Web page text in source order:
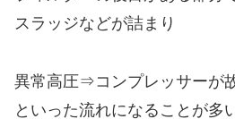
スラッジなどが詰まり
異常高圧⇒コンプレッサーが
といった流れになることが多